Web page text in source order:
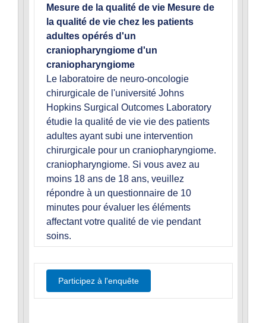
Mesure de la qualité de vie Mesure de
la qualité de vie chez les patients
adultes opérés d'un
craniopharyngiome d'un
craniopharyngiome
Le laboratoire de neuro-oncologie
chirurgicale de l'université Johns
Hopkins Surgical Outcomes Laboratory
étudie la qualité de vie vie des patients
adultes ayant subi une intervention
chirurgicale pour un craniopharyngiome.
craniopharyngiome. Si vous avez au
moins 18 ans de 18 ans, veuillez
répondre à un questionnaire de 10
minutes pour évaluer les éléments
affectant votre qualité de vie pendant
soins.
Participez à l'enquête